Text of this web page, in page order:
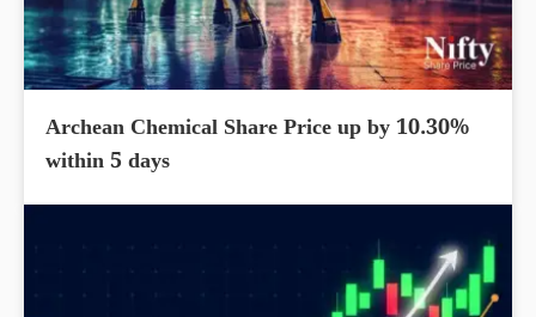
Archean Chemical Share Price up by 10.30%
within 5 days